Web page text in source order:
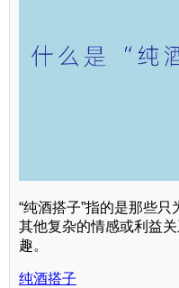
“纯酒搭子”指的是那些
其他复杂的情感或利益
趣。
纯酒搭子